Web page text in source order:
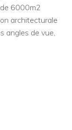
6000m2
architecturale
angles de vue,